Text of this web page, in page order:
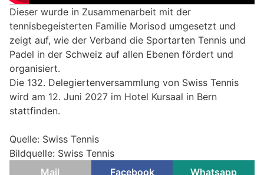
Dieser wurde in Zusammenarbeit mit der
tennisbegeisterten Familie Morisod umgesetzt und
zeigt auf, wie der Verband die Sportarten Tennis und
Padel in der Schweiz auf allen Ebenen fördert und
organisiert.
Die 132. Delegiertenversammlung von Swiss Tennis
wird am 12. Juni 2027 im Hotel Kursaal in Bern
stattfinden.
Quelle: Swiss Tennis
Bildquelle: Swiss Tennis
Mail
Facebook Whatsapp